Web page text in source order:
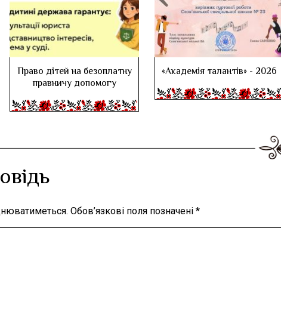
Право дітей на безоплатну
правничу допомогу
«Академія талантів» - 2026
Обов’язкові поля позначені *